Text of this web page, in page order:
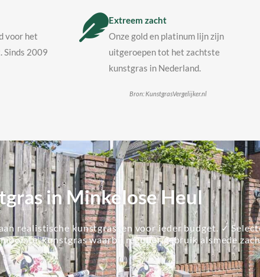
voor het
Sinds 2009
Extreem zacht
Onze gold en platinum lijn zijn
uitgeroepen tot het zachtste
kunstgras in Nederland.
Bron: KunstgrasVergelijker.nl
in Minkelose Heul
realistische kunstgrassen voor ieder budget. ✓
kunstgras waarbij regulier gebruik alsmede